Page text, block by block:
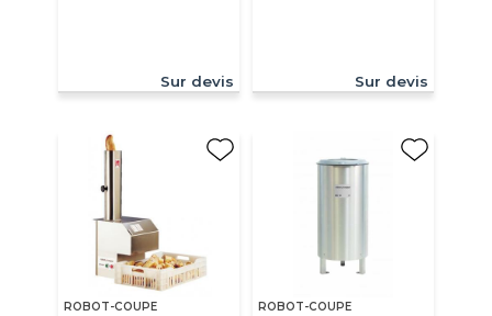
Sur devis Sur devis
ROBOT-COUPE ROBOT-COUPE